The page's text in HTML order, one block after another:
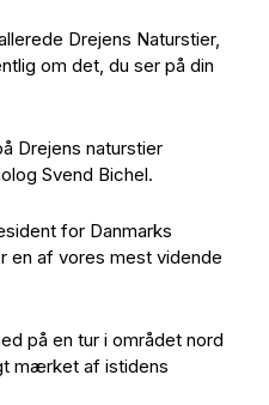
Drejens Naturstier,
om det, du ser på din
Drejens naturstier
Svend Bichel.
for Danmarks
en af vores mest vidende
på en tur i området nord
mærket af istidens